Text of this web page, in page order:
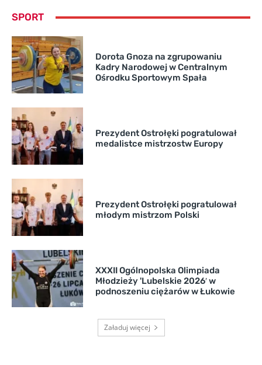
SPORT
Dorota Gnoza na zgrupowaniu
Kadry Narodowej w Centralnym
Ośrodku Sportowym Spała
Prezydent Ostrołęki pogratulował
medalistce mistrzostw Europy
Prezydent Ostrołęki pogratulował
młodym mistrzom Polski
XXXII Ogólnopolska Olimpiada
Młodzieży 'Lubelskie 2026′ w
podnoszeniu ciężarów w Łukowie
Załaduj więcej